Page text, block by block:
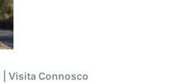
Visita Connosco